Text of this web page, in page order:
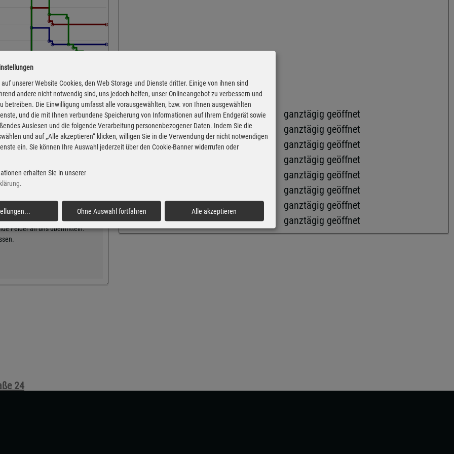
der Markttransparenzstelle
Informationsdienst,
übernehmen. Alle
der jeweiligen
Felder an uns übermitteln.
Treenestr. 76
24896 Treia
Montag
ganztägig geöffnet
Dienstag
ganztägig geöffnet
Mittwoch
ganztägig geöffnet
ganztägig geöffnet
ganztägig geöffnet
ganztägig geöffnet
Sonntag
ganztägig geöffnet
Feiertag
ganztägig geöffnet
24
unserer Website Cookies, den Web Storage und Dienste dritter. Einige von ihnen sind
andere nicht notwendig sind, uns jedoch helfen, unser Onlineangebot zu verbessern und
betreiben. Die Einwilligung umfasst alle vorausgewählten, bzw. von Ihnen ausgewählten
und die mit Ihnen verbundene Speicherung von Informationen auf Ihrem Endgerät sowie
Auslesen und die folgende Verarbeitung personenbezogener Daten. Indem Sie die
und auf „Alle akzeptieren“ klicken, willigen Sie in die Verwendung der nicht notwendigen
ein. Sie können Ihre Auswahl jederzeit über den Cookie-Banner widerrufen oder
erhalten Sie in unserer
.
... Ohne Auswahl fortfahren Alle akzeptieren